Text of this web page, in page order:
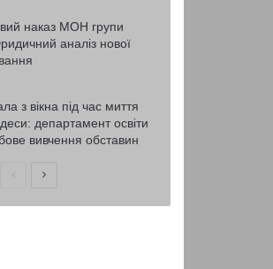
наказ МОН групи
аналіз нової
з вікна під час миття
департамент освіти
вивчення обставин
ПопередняНаступна